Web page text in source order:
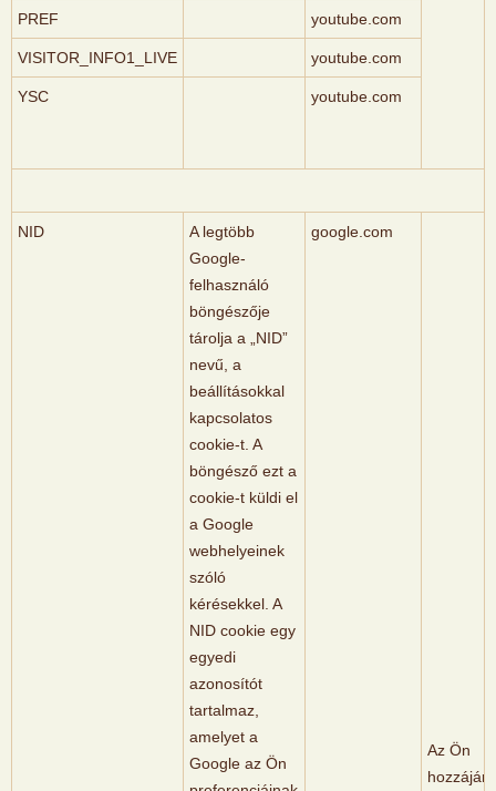
PREF youtube.com
VISITOR_INFO1_LIVE youtube.com
YSC youtube.com
NID
A legtöbb
Google-
felhasználó
böngészője
tárolja a „NID”
nevű, a
beállításokkal
kapcsolatos
cookie-t. A
böngésző ezt a
cookie-t küldi el
a Google
webhelyeinek
szóló
kérésekkel. A
NID cookie egy
egyedi
azonosítót
tartalmaz,
amelyet a
Google az Ön
google.com
Az Ön